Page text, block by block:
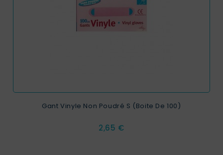
Gant Vinyle Non Poudré S (boite De 100)
Prix
2,65 €